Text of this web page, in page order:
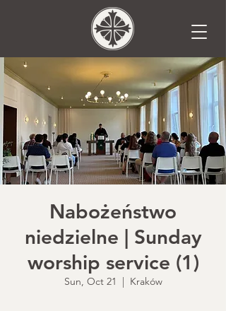
Nabożeństwo
niedzielne | Sunday
worship service (1)
Sun, Oct 21
  |
Kraków